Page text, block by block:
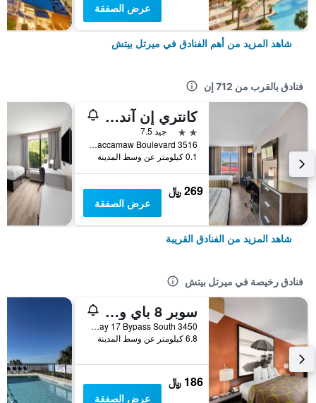
عرض الصفقة
شاهد المزيد من أهم الفنادق في ميرتل بيتش
فنادق بالقرب من 712 إن
كانتري إن آند سويتس باي راديسون، ميرتل بيتش، كارولاينا الجنوبية
2 نجمتين
جيد 7.5
3516 Waccamaw Boulevard, ميرتل بيتش, SC, الولايات المتحدة الأميريكية
0.1 كيلومتر عن وسط المدينة
269 ﷼
عرض الصفقة
شاهد المزيد من الفنادق القريبة
فنادق رخيصة في ميرتل بيتش
سوبر 8 باي ويندام ميرتل بيتش/ماركت كومون أريا
3450 Highway 17 Bypass South, ميرتل بيتش, SC, الولايات المتحدة الأميريكية
6.8 كيلومتر عن وسط المدينة
186 ﷼
عرض الصفقة